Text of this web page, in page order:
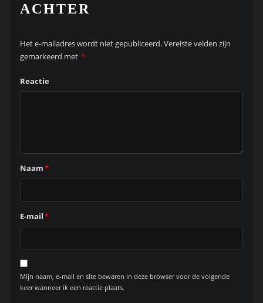
ACHTER
Het e-mailadres wordt niet gepubliceerd.Vereiste velden zijn
gemarkeerd met *
Reactie
Naam*
E-mail*
Mijn naam, e-mail en site bewaren in deze browser voor de volgende
keer wanneer ik een reactie plaats.